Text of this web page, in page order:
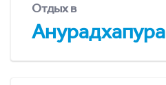
Отдых в
Анурадхапура